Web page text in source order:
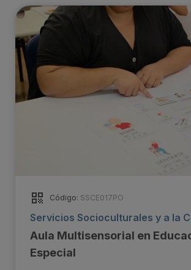
Código: SSCE017PO
Servicios Socioculturales y a la
Aula Multisensorial en
Especial